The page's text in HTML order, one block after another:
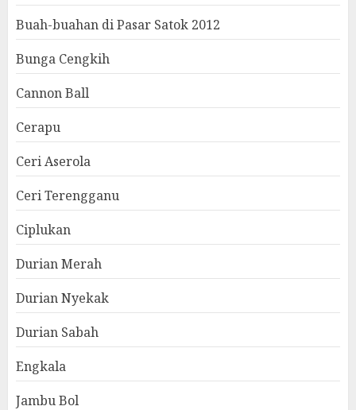
Buah-buahan di Pasar Satok 2012
Bunga Cengkih
Cannon Ball
Cerapu
Ceri Aserola
Ceri Terengganu
Ciplukan
Durian Merah
Durian Nyekak
Durian Sabah
Engkala
Jambu Bol